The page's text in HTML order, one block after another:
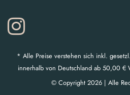
* Alle Preise verstehen sich inkl.
innerhalb von Deutschland ab 50,00 €
© Copyright 2026 | Alle